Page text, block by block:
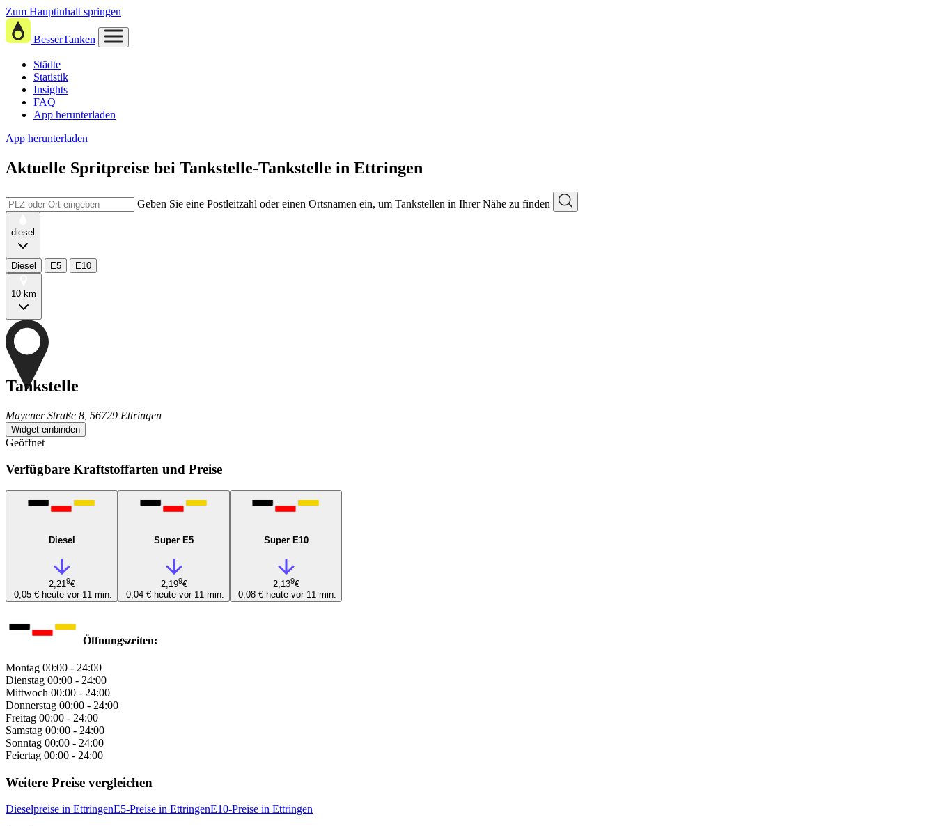
Zum Hauptinhalt springen
BesserTanken
Städte
Statistik
Insights
FAQ
App herunterladen
App herunterladen
Aktuelle Spritpreise bei Tankstelle-Tankstelle in Ettringen
Geben Sie eine Postleitzahl oder einen Ortsnamen ein, um Tankstellen in Ihrer Nähe zu finden
diesel
Diesel E5 E10
10 km
Tankstelle
Mayener Straße 8, 56729 Ettringen
Widget einbinden
Geöffnet
Verfügbare Kraftstoffarten und Preise
Diesel
2,219€
-0,05 € heute vor 11 min.
Super E5
2,199€
-0,04 € heute vor 11 min.
Super E10
2,139€
-0,08 € heute vor 11 min.
Öffnungszeiten:
Montag 00:00 - 24:00
Dienstag 00:00 - 24:00
Mittwoch 00:00 - 24:00
Donnerstag 00:00 - 24:00
Freitag 00:00 - 24:00
Samstag 00:00 - 24:00
Sonntag 00:00 - 24:00
Feiertag 00:00 - 24:00
Weitere Preise vergleichen
Dieselpreise in EttringenE5-Preise in EttringenE10-Preise in Ettringen